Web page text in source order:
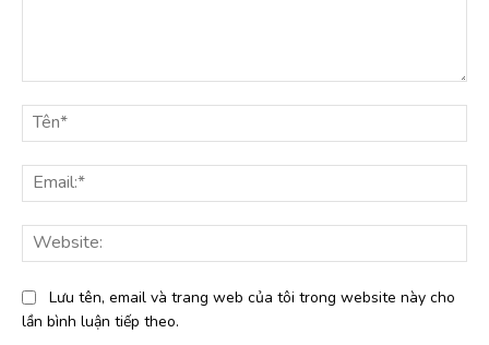
luận:
Lưu tên, email và trang web của tôi trong website này cho
lần bình luận tiếp theo.